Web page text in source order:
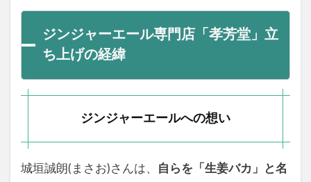
ジンジャーエール専門店「孝芳堂」立
ち上げの経緯
ジンジャーエールへの想い
城垣誠朗(まさお)さんは、 自らを「 生姜バカ」と名